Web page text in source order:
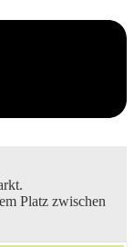
Platz zwischen